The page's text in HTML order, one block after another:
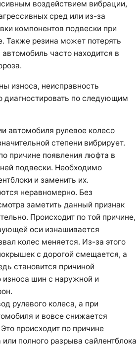
воздействием вибрации,
сред или из-за
компонентов подвески при
Также резина может потерять
часто находится в
износа, неисправность
диагностировать по следующим
автомобиля рулевое колесо
степени вибрирует.
причине появления люфта в
подвески. Необходимо
и заменить их.
неравномерно. Без
заметить данный признак
Происходит по той причине,
оси изнашивается
колес меняется. Из-за этого
с дорогой смещается, а
становится причиной
износа шин с наружной и
рулевого колеса, а при
и вовсе снижается
происходит по причине
или полного разрыва сайлентблока